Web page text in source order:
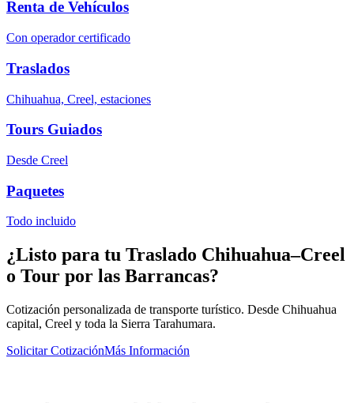
Renta de Vehículos
Con operador certificado
Traslados
Chihuahua, Creel, estaciones
Tours Guiados
Desde Creel
Paquetes
Todo incluido
¿Listo para tu Traslado Chihuahua–Creel
o Tour por las Barrancas?
Cotización personalizada de transporte turístico. Desde Chihuahua
capital, Creel y toda la Sierra Tarahumara.
Solicitar CotizaciónMás Información